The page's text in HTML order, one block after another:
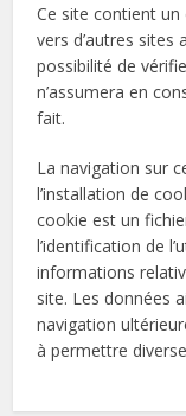
Ce site contient
vers d’autres sites
possibilité de
n’assumera en
fait.
La navigation sur
l’installation de
cookie est un
l’identification de
informations
site. Les données
navigation
à permettre